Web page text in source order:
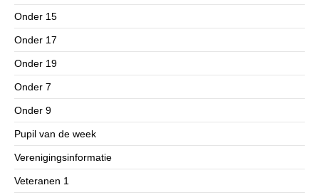
Onder 15
Onder 17
Onder 19
Onder 7
Onder 9
Pupil van de week
Verenigingsinformatie
Veteranen 1